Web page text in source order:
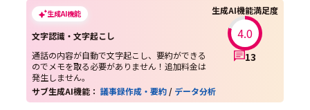
生成AI機能
文字認識・文字起こし
通話の内容が自動で文字起こし、要約ができる
のでメモを取る必要がありません！追加料金は
発生しません。
生成AI機能満足度
4.0
13
サブ生成AI機能：議事録作成・要約 / データ分析